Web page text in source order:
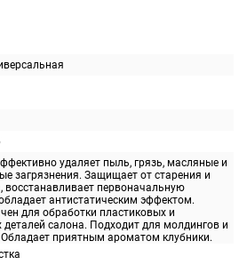
удаляет пыль, грязь, масляные и
загрязнения. Защищает от старения и
восстанавливает первоначальную
обладает антистатическим эффектом.
для обработки пластиковых и
деталей салона. Подходит для молдингов и
приятным ароматом клубники.